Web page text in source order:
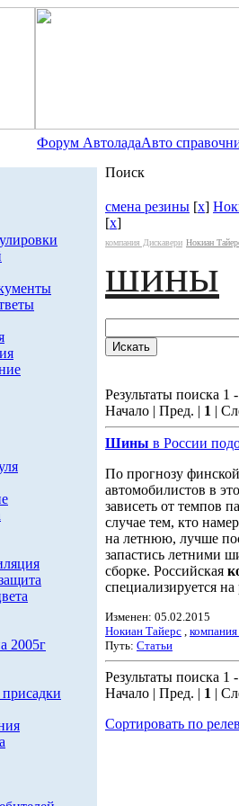
Форум АвтоладаАвто
2005г
Поиск
смена резины [x]
[x]
компания Дискавери Нокиан
шины
Результаты поиска 1
Начало | Пред. | 1 |
Шины в России
По прогнозу
автомобилистов в
зависеть от темпов
случае тем, кто
на летнюю, лучше
запастись летними
сборке. Российская
специализируется
Изменен: 05.02.2015
Нокиан Тайерс ,
Путь: Статьи
Результаты поиска 1
Начало | Пред. | 1 |
Сортировать по